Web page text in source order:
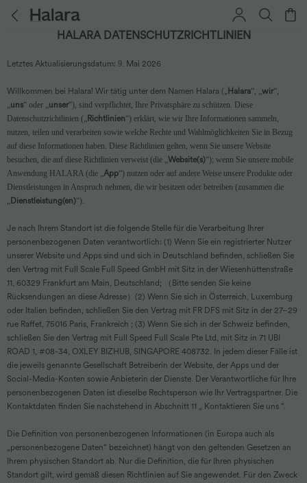
HALARA DATENSCHUTZRICHTLINIEN
Letztes Aktualisierungsdatum: 9. Mai 2026
Willkommen bei Halara! Wir tätig unter dem Namen Halara („ Halara“, „wir“,
„uns“ oder „unser“), sind verpflichtet, Ihre Privatsphäre zu schützen. Diese
Datenschutzrichtlinien („ Richtlinien“) erklärt, wie wir Ihre Informationen sammeln,
nutzen, teilen und verarbeiten sowie welche Rechte und Wahlmöglichkeiten Sie in Bezug
auf diese Informationen haben. Diese Richtlinien gelten, wenn Sie unsere Website
besuchen, die auf diese Richtlinien verweist (die „Website(s)“); wenn Sie unsere mobile
Anwendung HALARA (die „App“) nutzen oder auf andere Weise unsere Produkte oder
Dienstleistungen in Anspruch nehmen, die wir besitzen oder betreiben (zusammen die
„ Dienstleistung(en)“).
Je nach Ihrem Standort ist die folgende Stelle für die Verarbeitung Ihrer
personenbezogenen Daten verantwortlich: (1) Wenn Sie ein registrierter Nutzer
unserer Website und Apps sind und sich in Deutschland befinden, schließen Sie
den Vertrag mit Full Scale Full Speed GmbH mit Sitz in der Wiesenhüttenstraße
11, 60329 Frankfurt am Main, Deutschland;
（Bitte senden Sie keine
Rücksendungen an diese Adresse） (2) Wenn Sie sich in Österreich, Luxemburg
oder Italien befinden, schließen Sie den Vertrag mit FR DFS mit Sitz in der 27–29
rue Raffet, 75016 Paris, Frankreich ; (3) Wenn Sie sich in der Schweiz befinden,
schließen Sie den Vertrag mit Full Speed Full Scale Pte Ltd, mit Sitz in 71 UBI
ROAD 1, #08-34, OXLEY BIZHUB, SINGAPORE 408732. In jedem dieser Fälle ist
die jeweils genannte Gesellschaft Betreiberin der Website, der Apps und der
Social-Media-Konten sowie Anbieterin der Dienste. Der Verantwortliche für Ihre
personenbezogenen Daten ist dieselbe Rechtsperson wie Ihr Vertragspartner. Die
Kontaktdaten finden Sie nachstehend in Abschnitt 11 „ Kontaktieren Sie uns “.
Die Definition von personenbezogenen Informationen (in Europa auch als
„personenbezogene Daten“ bezeichnet) hängt von den geltenden Gesetzen an
Ihrem physischen Standort ab. Nur die Definition, die für Ihren physischen
Standort gilt, wird gemäß diesen Richtlinien auf Sie angewendet. Für den Zweck